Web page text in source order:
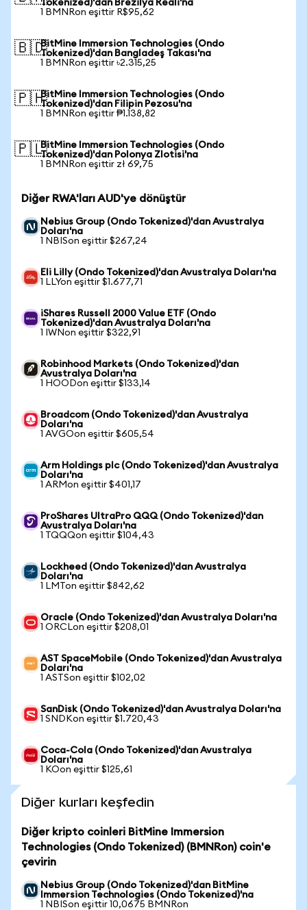
Tokenized)'dan Brezilya Reali'na
1 BMNRon eşittir R$95,62
🇧🇩BitMine Immersion Technologies (Ondo
Tokenized)'dan Bangladeş Takası'na
1 BMNRon eşittir ৳2.315,25
🇵🇭BitMine Immersion Technologies (Ondo
Tokenized)'dan Filipin Pezosu'na
1 BMNRon eşittir ₱1.138,82
🇵🇱BitMine Immersion Technologies (Ondo
Tokenized)'dan Polonya Zlotisi'na
1 BMNRon eşittir zł 69,75
Diğer RWA'ları AUD'ye dönüştür
Nebius Group (Ondo Tokenized)'dan Avustralya
Doları'na
1 NBISon eşittir $267,24
Eli Lilly (Ondo Tokenized)'dan Avustralya Doları'na
1 LLYon eşittir $1.677,71
iShares Russell 2000 Value ETF (Ondo
Tokenized)'dan Avustralya Doları'na
1 IWNon eşittir $322,91
Robinhood Markets (Ondo Tokenized)'dan
Avustralya Doları'na
1 HOODon eşittir $133,14
Broadcom (Ondo Tokenized)'dan Avustralya
Doları'na
1 AVGOon eşittir $605,54
Arm Holdings plc (Ondo Tokenized)'dan Avustralya
Doları'na
1 ARMon eşittir $401,17
ProShares UltraPro QQQ (Ondo Tokenized)'dan
Avustralya Doları'na
1 TQQQon eşittir $104,43
Lockheed (Ondo Tokenized)'dan Avustralya
Doları'na
1 LMTon eşittir $842,62
Oracle (Ondo Tokenized)'dan Avustralya Doları'na
1 ORCLon eşittir $208,01
AST SpaceMobile (Ondo Tokenized)'dan Avustralya
Doları'na
1 ASTSon eşittir $102,02
SanDisk (Ondo Tokenized)'dan Avustralya Doları'na
1 SNDKon eşittir $1.720,43
Coca-Cola (Ondo Tokenized)'dan Avustralya
Doları'na
1 KOon eşittir $125,61
Diğer kurları keşfedin
Diğer kripto coinleri BitMine Immersion
Technologies (Ondo Tokenized) (BMNRon) coin'e
çevirin
Nebius Group (Ondo Tokenized)'dan BitMine
Immersion Technologies (Ondo Tokenized)'na
1 NBISon eşittir 10,0675 BMNRon